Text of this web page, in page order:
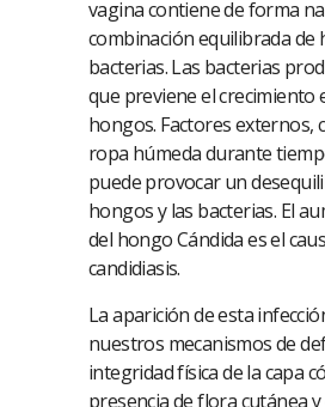
vagina contiene de forma
combinación equilibrada de
bacterias. Las bacterias
que previene el crecimiento
hongos. Factores externos,
ropa húmeda durante
puede provocar un
hongos y las bacterias. El
del hongo Cándida es el
candidiasis.
La aparición de esta
nuestros mecanismos de
integridad física de la capa
presencia de flora cutánea